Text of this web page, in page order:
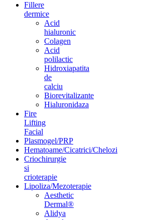
Fillere
dermice
Acid
hialuronic
Colagen
Acid
polilactic
Hidroxiapatita
de
calciu
Biorevitalizante
Hialuronidaza
Fire
Lifting
Facial
Plasmogel/PRP
Hematoame/Cicatrici/Chelozi
Criochirurgie
si
crioterapie
Lipoliza/Mezoterapie
Aesthetic
Dermal®
Alidya